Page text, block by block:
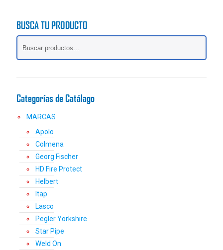
se
pueden
elegir
en
producto
se
elegir
BUSCA TU PRODUCTO
Categorías de Catálago
MARCAS
Apolo
Colmena
Georg Fischer
HD Fire Protect
Helbert
Itap
Lasco
Pegler Yorkshire
Star Pipe
Weld On